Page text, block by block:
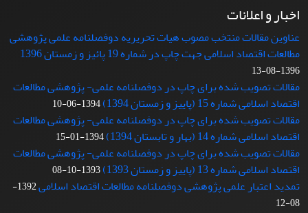
اخبار و اعلانات
عناوین مقالات منتخب مصوب هیات تحریریه دوفصلنامه علمی پژوهشی
مطالعات اقتصاد اسلامی جهت چاپ در شماره 19 پائیز و زمستان 1396
1396-08-13
مقالات تصویب شده برای چاپ در دوفصلنامه علمی- پژوهشی مطالعات
اقتصاد اسلامی شماره 15 (پاییز و زمستان 1394)
1394-06-10
مقالات تصویب شده برای چاپ در دوفصلنامه علمی- پژوهشی مطالعات
اقتصاد اسلامی شماره 14 (بهار و تابستان 1394)
1394-01-15
مقالات تصویب شده برای چاپ در دوفصلنامه علمی- پژوهشی مطالعات
اقتصاد اسلامی شماره 13 (پاییز و زمستان 1393)
1393-10-08
تمدید اعتبار علمی پژوهشی دوفصلنامه مطالعات اقتصاد اسلامی
1392-
08-12